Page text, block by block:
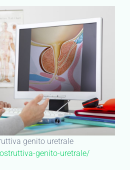
genito uretrale
genito-uretrale/